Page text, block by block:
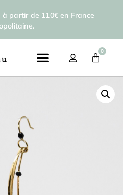
partir de 110€ en France
0